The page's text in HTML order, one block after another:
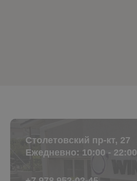
Столетовский пр-кт, 27
Ежедневно: 10:00 - 22:00